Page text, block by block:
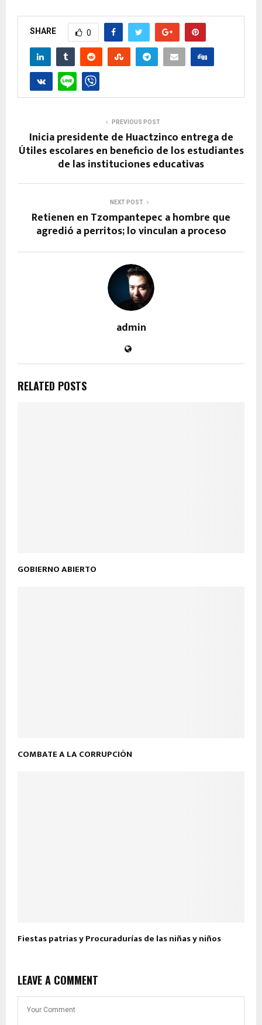
SHARE 0
PREVIOUS POST
Inicia presidente de Huactzinco entrega de
Útiles escolares en beneficio de los estudiantes
de las instituciones educativas
NEXT POST
Retienen en Tzompantepec a hombre que
agredió a perritos; lo vinculan a proceso
admin
RELATED POSTS
GOBIERNO ABIERTO
COMBATE A LA CORRUPCIÓN
Fiestas patrias y Procuradurías de las niñas y niños
LEAVE A COMMENT